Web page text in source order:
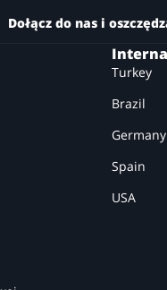
Dołącz do nas i
Turkey
Brazil
Germany
Spain
USA